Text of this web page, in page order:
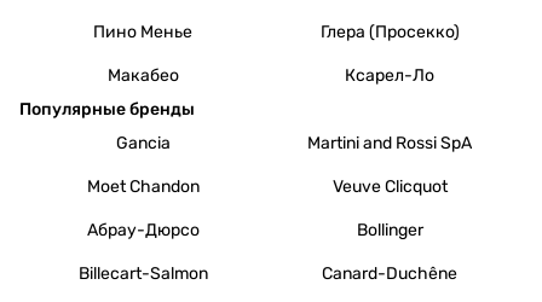
Пино Менье Глера (Просекко)
Макабео
Ксарел-Ло
Популярные бренды
Gancia
Martini and Rossi SpA
Moet Chandon Veuve Clicquot
Абрау-Дюрсо Bollinger
Billecart-Salmon Canard-Duchêne